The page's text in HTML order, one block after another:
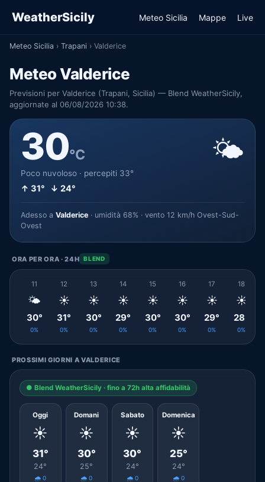
WeatherSicily Meteo Sicilia Mappe Live
Meteo Sicilia › Trapani › Valderice
Meteo Valderice
Previsioni per Valderice (Trapani, Sicilia) — Blend WeatherSicily,
aggiornate al 06/08/2026 10:38.
30°C
Poco nuvoloso · percepiti 33°
↑ 31° ↓ 24°
🌤️
Adesso a Valderice · umidità 68% · vento 12 km/h Ovest-Sud-
Ovest
ORA PER ORA · 24H BLEND
11
🌤️
30°
0%
12
☀️
31°
0%
13
☀️
30°
0%
14
☀️
29°
0%
15
☀️
30°
0%
16
☀️
30°
0%
17
☀️
29°
0%
18
☀️
28°
0%
PROSSIMI GIORNI A VALDERICE
● Blend WeatherSicily · fino a 72h alta affidabilità
Oggi
☀️
31°
24°
🌧️ 0
Domani
☀️
30°
25°
🌧️ 0
Sabato
☀️
30°
24°
🌧️ 0
Domenica
☀️
25°
24°
🌧️ 0